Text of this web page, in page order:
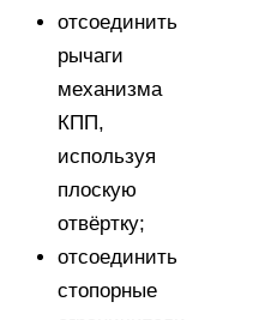
отсоединить
рычаги
механизма
КПП,
используя
плоскую
отвёртку;
отсоединить
стопорные